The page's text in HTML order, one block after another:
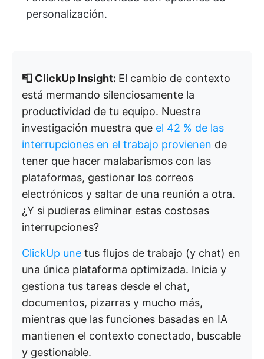
personalización.
📮 ClickUp Insight: El cambio de contexto
está mermando silenciosamente la
productividad de tu equipo. Nuestra
investigación muestra que el 42 % de las
interrupciones en el trabajo provienen de
tener que hacer malabarismos con las
plataformas, gestionar los correos
electrónicos y saltar de una reunión a otra.
¿Y si pudieras eliminar estas costosas
interrupciones?
ClickUp une tus flujos de trabajo (y chat) en
una única plataforma optimizada. Inicia y
gestiona tus tareas desde el chat,
documentos, pizarras y mucho más,
mientras que las funciones basadas en IA
mantienen el contexto conectado, buscable
y gestionable.